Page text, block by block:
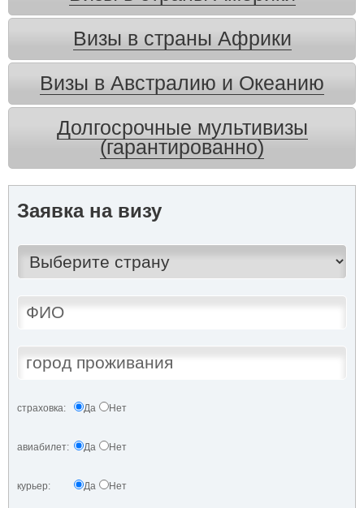
Визы в страны Африки
Визы в Австралию и Океанию
Долгосрочные мультивизы
(гарантированно)
Заявка на визу
страховка: Да Нет
авиабилет: Да Нет
курьер: Да Нет